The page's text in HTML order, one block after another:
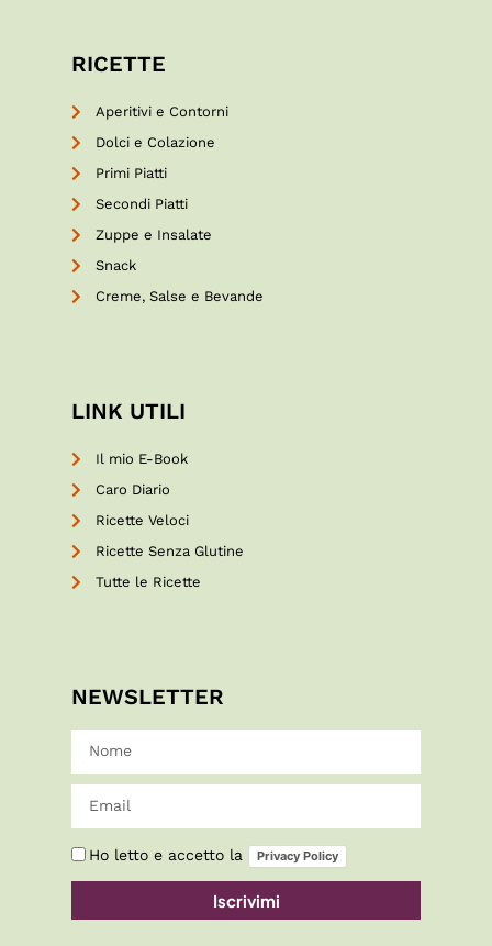
RICETTE
Aperitivi e Contorni
Dolci e Colazione
Primi Piatti
Secondi Piatti
Zuppe e Insalate
Snack
Creme, Salse e Bevande
LINK UTILI
Il mio E-Book
Caro Diario
Ricette Veloci
Ricette Senza Glutine
Tutte le Ricette
NEWSLETTER
Ho letto e accetto la Privacy Policy
Iscrivimi